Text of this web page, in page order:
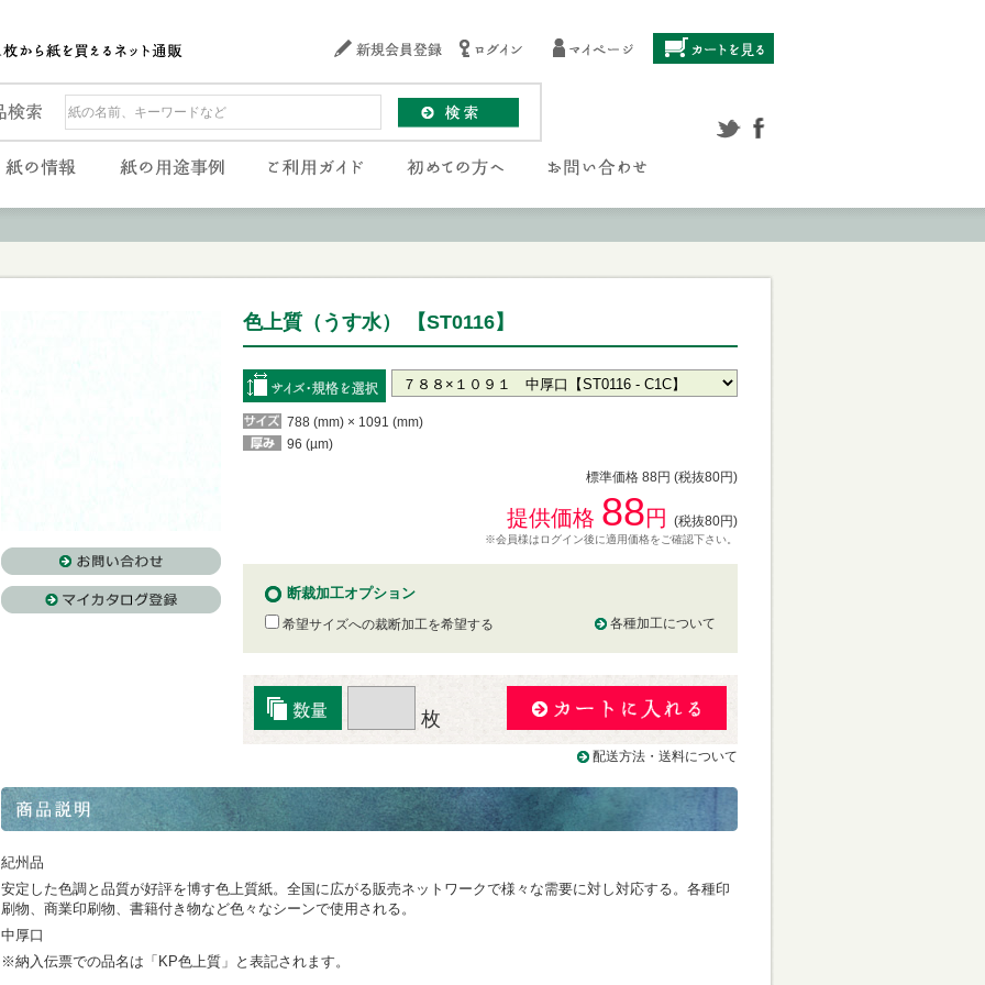
色上質（うす水） 【ST0116】
788 (mm) × 1091 (mm)
96 (µm)
標準価格 88円 (税抜80円)
提供価格 88円 (税抜80円)
※会員様はログイン後に適用価格をご確認下さい。
断裁加工オプション
希望サイズへの裁断加工を希望する 各種加工について
枚
配送方法・送料について
紀州品
安定した色調と品質が好評を博す色上質紙。全国に広がる販売ネットワークで様々な需要に対し対応する。各種印
刷物、商業印刷物、書籍付き物など色々なシーンで使用される。
中厚口
※納入伝票での品名は「KP色上質」と表記されます。